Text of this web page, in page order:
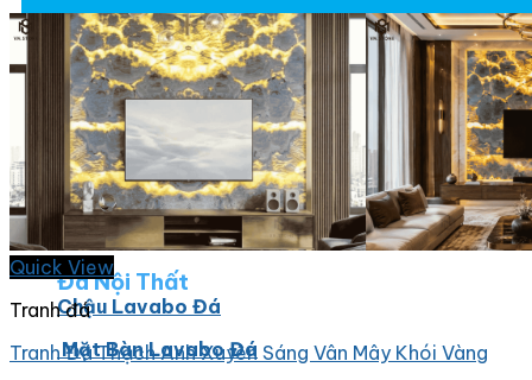
Tranh đá
Tranh Đá Marble Đối Xứng
Tranh Đá Thạch Anh Đối Xứng
Tranh Đá Sơn Thủy Xuyên Sáng
Tranh Đá Granite Đối Xứng
Tranh Đá Xuyên Sáng Onyx
Đá Nội Thất
Chậu Lavabo Đá
Mặt Bàn Lavabo Đá
Quick View
Tranh đá
Tranh Đá Thạch Anh Xuyên Sáng Vân Mây Khói Vàng